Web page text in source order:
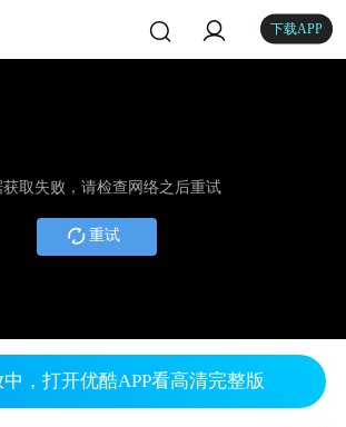
下载APP
获取失败，请检查网络之后重试
重试
，打开优酷APP看高清完整版